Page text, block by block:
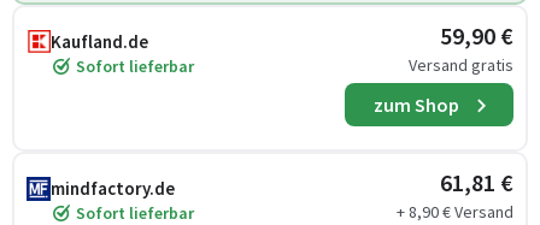
Kaufland.de
Sofort lieferbar
59,90 €
Versand gratis
zum Shop
mindfactory.de
Sofort lieferbar
61,81 €
+ 8,90 € Versand